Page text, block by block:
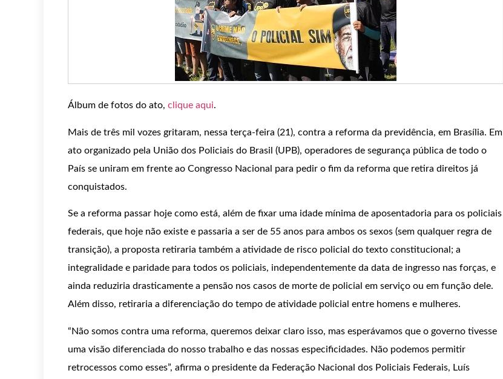
Álbum de fotos do ato, clique aqui.
Mais de três mil vozes gritaram, nessa terça-feira (21), contra a reforma da previdência, em Brasília. Em
ato organizado pela União dos Policiais do Brasil (UPB), operadores de segurança pública de todo o
País se uniram em frente ao Congresso Nacional para pedir o fim da reforma que retira direitos já
conquistados.
Se a reforma passar hoje como está, além de fixar uma idade mínima de aposentadoria para os policiais
federais, que hoje não existe e passaria a ser de 55 anos para ambos os sexos (sem qualquer regra de
transição), a proposta retiraria também a atividade de risco policial do texto constitucional; a
integralidade e paridade para todos os policiais, independentemente da data de ingresso nas forças, e
ainda reduziria drasticamente a pensão nos casos de morte de policial em serviço ou em função dele.
Além disso, retiraria a diferenciação do tempo de atividade policial entre homens e mulheres.
“Não somos contra uma reforma, queremos deixar claro isso, mas esperávamos que o governo tivesse
uma visão diferenciada do nosso trabalho e das nossas especificidades. Não podemos permitir
retrocessos como esses”, afirma o presidente da Federação Nacional dos Policiais Federais, Luís